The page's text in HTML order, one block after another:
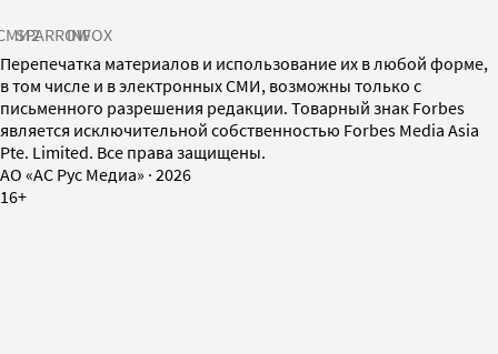
SPARROWINFOX
Перепечатка материалов и использование их в любой форме,
в том числе и в электронных СМИ, возможны только с
письменного разрешения редакции. Товарный знак Forbes
является исключительной собственностью Forbes Media Asia
Pte. Limited. Все права защищены.
AO «АС Рус Медиа» · 2026
16+